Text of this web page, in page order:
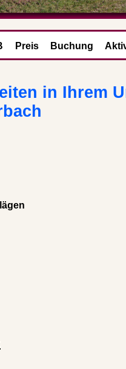
Preis Buchung
in Ihrem